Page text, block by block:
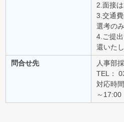
2.面接
3.交通
選考のみ
4.ご提
還いた
問合せ先
人事部
TEL：
対応時
～17:00